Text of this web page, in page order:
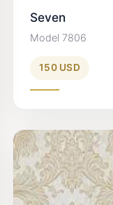
Seven
Model 7806
150 USD